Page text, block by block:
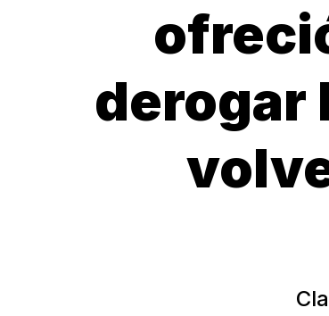
derogar